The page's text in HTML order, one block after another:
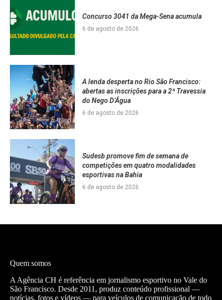
Concurso 3041 da Mega-Sena acumula
6 de agosto de 2026
A lenda desperta no Rio São Francisco:
abertas as inscrições para a 2ª Travessia
do Nego D’Água
6 de agosto de 2026
Sudesb promove fim de semana de
competições em quatro modalidades
esportivas na Bahia
6 de agosto de 2026
Quem somos
A Agência CH é referência em jornalismo esportivo no Vale do
São Francisco. Desde 2011, produz conteúdo profissional —
notícias, fotos e vídeos — para veículos de comunicação de todo